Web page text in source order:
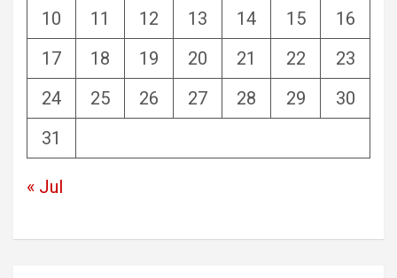
10
11 12 13 14 15
16
17
18 19 20 21 22
23
24
25 26 27 28 29
30
31
« Jul